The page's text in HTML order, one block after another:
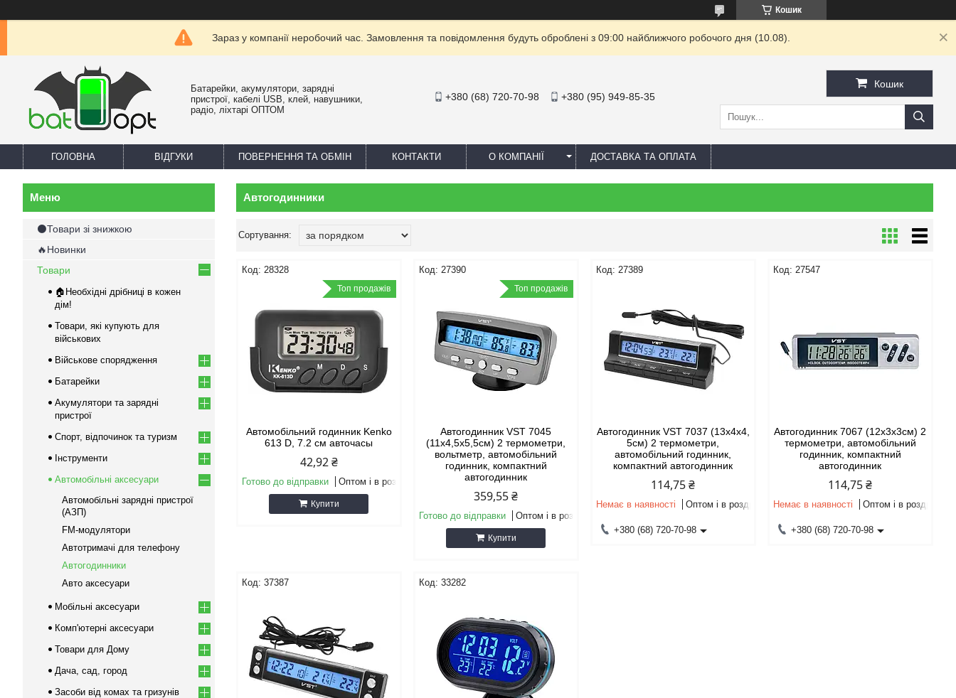
Кошик
Зараз у компанії неробочий час. Замовлення та повідомлення будуть оброблені з 09:00 найближчого робочого дня (10.08).
Батарейки, акумулятори, зарядні
пристрої, кабелі USB, клей, навушники,
радіо, ліхтарі ОПТОМ
+380 (68) 720-70-98 +380 (95) 949-85-35
Кошик
ГОЛОВНА ВІДГУКИ ПОВЕРНЕННЯ ТА ОБМІН КОНТАКТИ О КОМПАНІЇ ДОСТАВКА ТА ОПЛАТА
Автогодинники
28328
Топ продажів
Автомобільний годинник Kenko
613 D, 7.2 см авточасы
42,92 ₴
Готово до відправки Оптом і в роздріб
Купити
27390
Топ продажів
Автогодинник VST 7045
(11х4,5х5,5см) 2 термометри,
вольтметр, автомобільний
годинник, компактний
автогодинник
359,55 ₴
Готово до відправки Оптом і в роздріб
Купити
27389
Автогодинник VST 7037 (13х4х4,
5см) 2 термометри,
автомобільний годинник,
компактний автогодинник
114,75 ₴
Немає в наявності Оптом і в роздріб
+380 (68) 720-70-98
27547
Автогодинник 7067 (12х3х3см) 2
термометри, автомобільний
годинник, компактний
автогодинник
114,75 ₴
Немає в наявності Оптом і в роздріб
+380 (68) 720-70-98
37387 33282
⚫Товари зі знижкою
🔥Новинки
Товари
🏠Необхідні дрібниці в кожен
дім!
Товари, які купують для
військових
Військове спорядження
Батарейки
Акумулятори та зарядні
пристрої
Спорт, відпочинок та туризм
Інструменти
Автомобільні аксесуари
Автомобільні зарядні пристрої
(АЗП)
FM-модулятори
Автотримачі для телефону
Автогодинники
Авто аксесуари
Мобільні аксесуари
Комп'ютерні аксесуари
Товари для Дому
Дача, сад, город
Засоби від комах та гризунів